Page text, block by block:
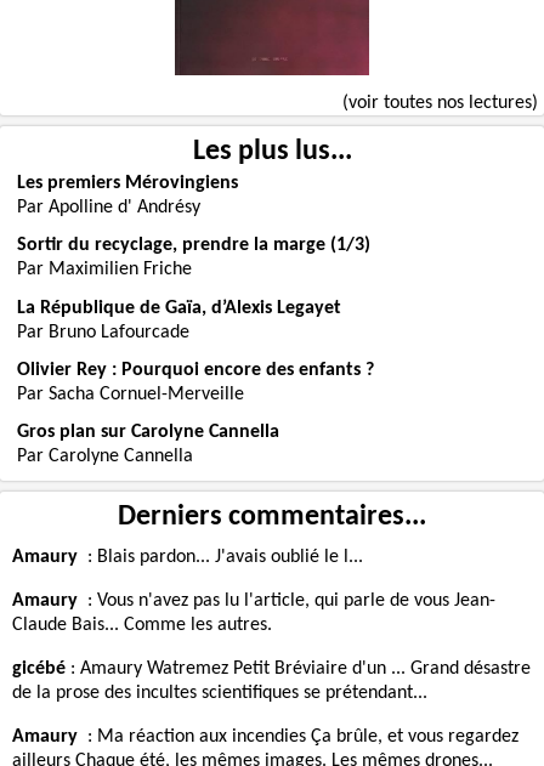
(voir toutes nos lectures)
Les plus lus...
Les premiers Mérovingiens
Par Apolline d' Andrésy
Sortir du recyclage, prendre la marge (1/3)
Par Maximilien Friche
La République de Gaïa, d’Alexis Legayet
Par Bruno Lafourcade
Olivier Rey : Pourquoi encore des enfants ?
Par Sacha Cornuel-Merveille
Gros plan sur Carolyne Cannella
Par Carolyne Cannella
Derniers commentaires...
Amaury : Blais pardon... J'avais oublié le l...
Amaury : Vous n'avez pas lu l'article, qui parle de vous Jean-
Claude Bais... Comme les autres.
gicébé: Amaury Watremez Petit Bréviaire d'un ... Grand désastre
de la prose des incultes scientifiques se prétendant...
Amaury : Ma réaction aux incendies Ça brûle, et vous regardez
ailleurs Chaque été, les mêmes images. Les mêmes drones...